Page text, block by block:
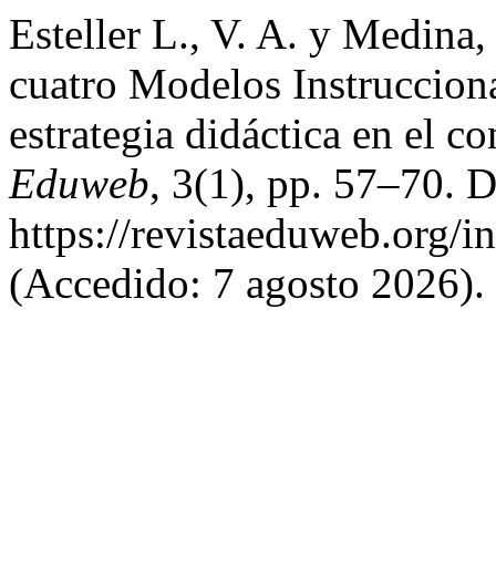
Esteller L., V. A. y
cuatro Modelos
estrategia didáctica en el
Eduweb, 3(1), pp. 57–70.
https://revistaeduweb.org/
(Accedido: 7 agosto 2026).